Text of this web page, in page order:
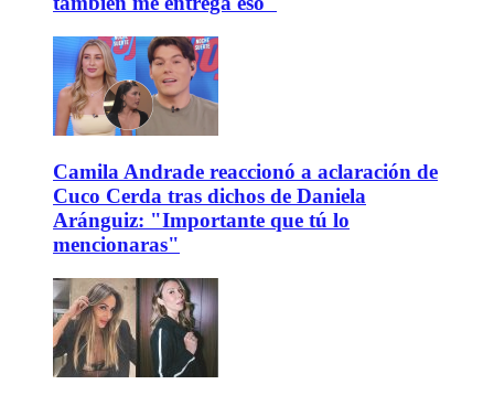
Camila Andrade reaccionó a aclaración de
Cuco Cerda tras dichos de Daniela
Aránguiz: "Importante que tú lo
mencionaras"